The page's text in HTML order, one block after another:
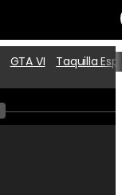
Películas
GTA VI Taquilla